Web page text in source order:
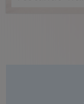
impara